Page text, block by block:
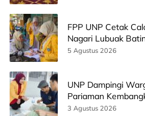
FPP UNP Cetak
Nagari Lubuak
5 Agustus 2026
UNP Dampingi
Pariaman
AI
3 Agustus 2026